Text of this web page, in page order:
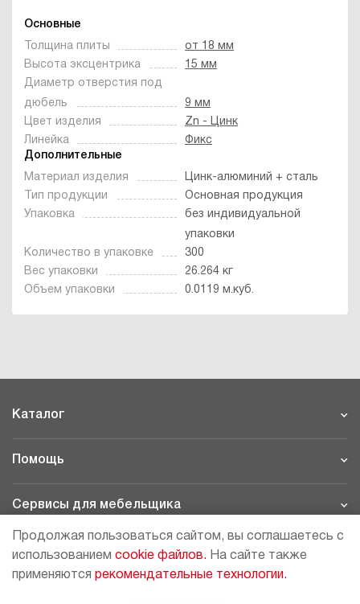
Основные
Толщина плиты
от 18 мм
Высота эксцентрика
15 мм
Диаметр отверстия под
дюбель
9 мм
Цвет изделия
Zn - Цинк
Линейка
Фикс
Дополнительные
Материал изделия
Цинк-алюминий + сталь
Тип продукции
Основная продукция
Упаковка
без индивидуальной
упаковки
Количество в упаковке
300
Вес упаковки
26.264 кг
Объем упаковки
0.0119 м.куб.
Каталог
Помощь
Сервисы для мебельщика
МОСКВА - ШОУРУМ/СКЛАД
Продолжая пользоваться сайтом, вы соглашаетесь с
использованием cookie файлов. На сайте также
применяются рекомендательные технологии.